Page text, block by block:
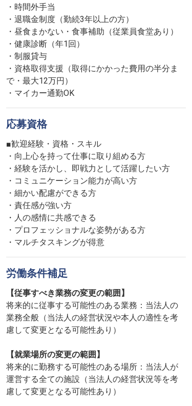
・時間外手当
・退職金制度（勤続3年以上の方）
・昼食まかない・食事補助（従業員食堂あり）
・健康診断（年1回）
・制服貸与
・資格取得支援（取得にかかった費用の半分ま
で・最大12万円）
・マイカー通勤OK
応募資格
■歓迎経験・資格・スキル
・向上心を持って仕事に取り組める方
・経験を活かし、即戦力として活躍したい方
・コミュニケーション能力が高い方
・細かい配慮ができる方
・責任感が強い方
・人の感情に共感できる
・プロフェッショナルな姿勢がある方
・マルチタスキングが得意
労働条件補足
【従事すべき業務の変更の範囲】
将来的に従事する可能性のある業務：当法人の
業務全般（当法人の経営状況や本人の適性を考
慮して変更となる可能性あり）
【就業場所の変更の範囲】
将来的に勤務する可能性のある場所：当法人が
運営する全ての施設（当法人の経営状況等を考
慮して変更となる可能性あり）